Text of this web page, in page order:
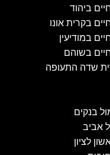
ביהוד
בקרית אונו
במודיעין
בשוהם
שדה התעופה
בנקים
אביב
לציון